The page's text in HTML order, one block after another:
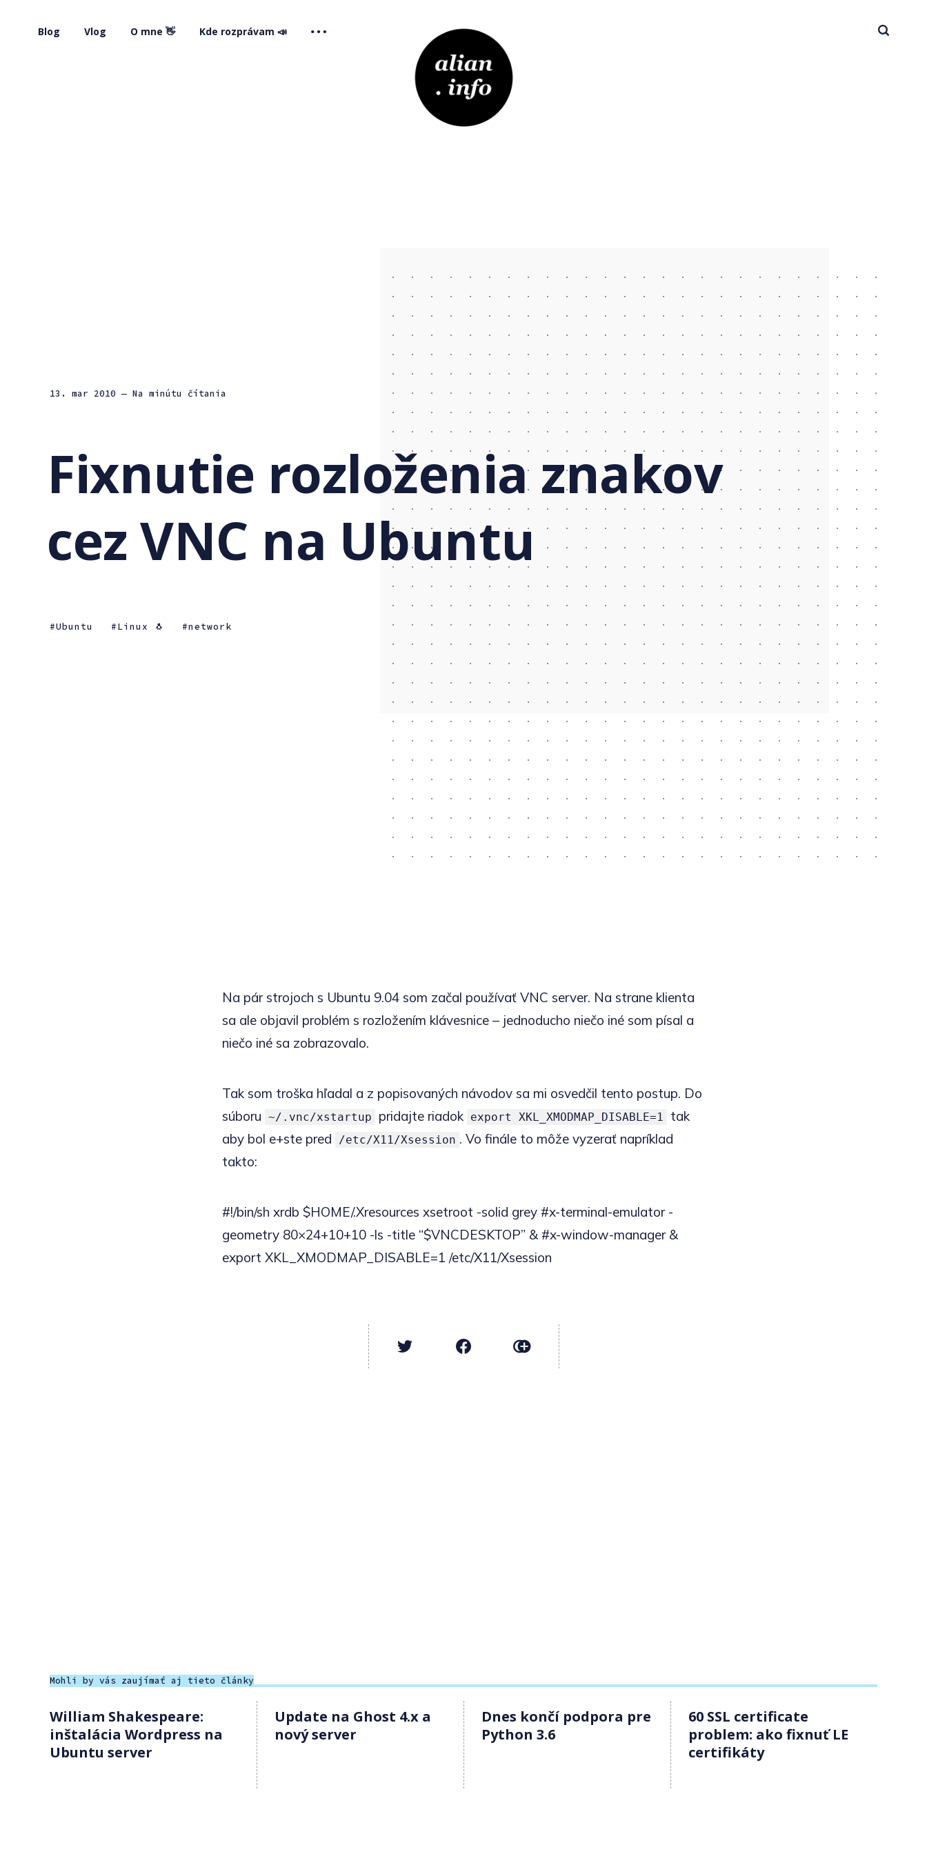
Blog Vlog O mne 👋 Kde rozprávam 📣
13. mar 2010 — Na minútu čítania
Fixnutie rozloženia znakov
cez VNC na Ubuntu
Ubuntu Linux 🐧 network
Na pár strojoch s Ubuntu 9.04 som začal používať VNC server. Na strane klienta
sa ale objavil problém s rozložením klávesnice – jednoducho niečo iné som písal a
niečo iné sa zobrazovalo.
Tak som troška hľadal a z popisovaných návodov sa mi osvedčil tento postup. Do
súboru ~/.vnc/xstartup pridajte riadok export XKL_XMODMAP_DISABLE=1
tak
aby bol e+ste pred
/etc/X11/Xsession . Vo finále to môže vyzerať napríklad
takto:
#!/bin/sh xrdb $HOME/.Xresources xsetroot -solid grey #x-terminal-emulator -
geometry 80×24+10+10 -ls -title “$VNCDESKTOP” & #x-window-manager &
export XKL_XMODMAP_DISABLE=1 /etc/X11/Xsession
Mohli by vás zaujímať aj tieto články
William Shakespeare:
inštalácia Wordpress na
Ubuntu server
Update na Ghost 4.x a
nový server
Dnes končí podpora pre
Python 3.6
60 SSL certificate
problem: ako fixnuť LE
certifikáty